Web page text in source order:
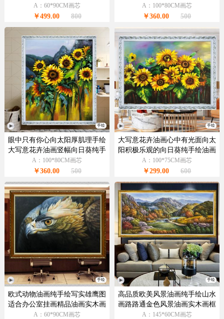
木画框
A：60*90CM画芯
￥499.00 800
A：100*80CM画芯
￥360.00 500
手绘
眼中只有你心向太阳厚肌理手绘
大写意花卉油画竖幅向日葵纯手
绘油画实木画框
A：100*80CM画芯
￥360.00 500
手绘
大写意花卉油画心中有光面向太
阳积极乐观的向日葵纯手绘油画
实木画框
A：100*75CM画芯
￥299.00 600
手绘
欧式动物油画纯手绘写实雄鹰图
适合办公室挂画精品油画实木画
框
A：60*90CM画芯
手绘
高品质欧美风景油画纯手绘山水
画路路通金色风景油画实木画框
A：145*60CM画芯